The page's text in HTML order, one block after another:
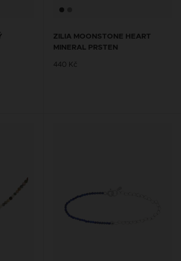
ZILIA MOONSTONE HEART
MINERAL PRSTEN
440 Kč